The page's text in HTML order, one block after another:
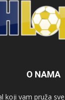
O NAMA
koji vam pruža